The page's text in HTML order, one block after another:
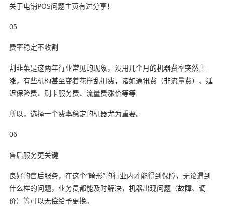
关于电销POS问题主页有过分享！
05
费率稳定不收割
割韭菜是这两年行业常见的现象，没用几个月的机器费率突然上
涨，有些机构甚至变着花样乱扣费，诸如通讯费（非流量费）、延
迟保险费、刷卡服务费、流量费涨价等等
所以，选择一个费率稳定的机器尤为重要。
06
售后服务更关键
良好的售后服务，在这个“畸形”的行业内才能得到保障，无论遇到
什么样的问题，业务员都能及时解决，机器出现问题（故障、调
价）等可以无偿给予更换。